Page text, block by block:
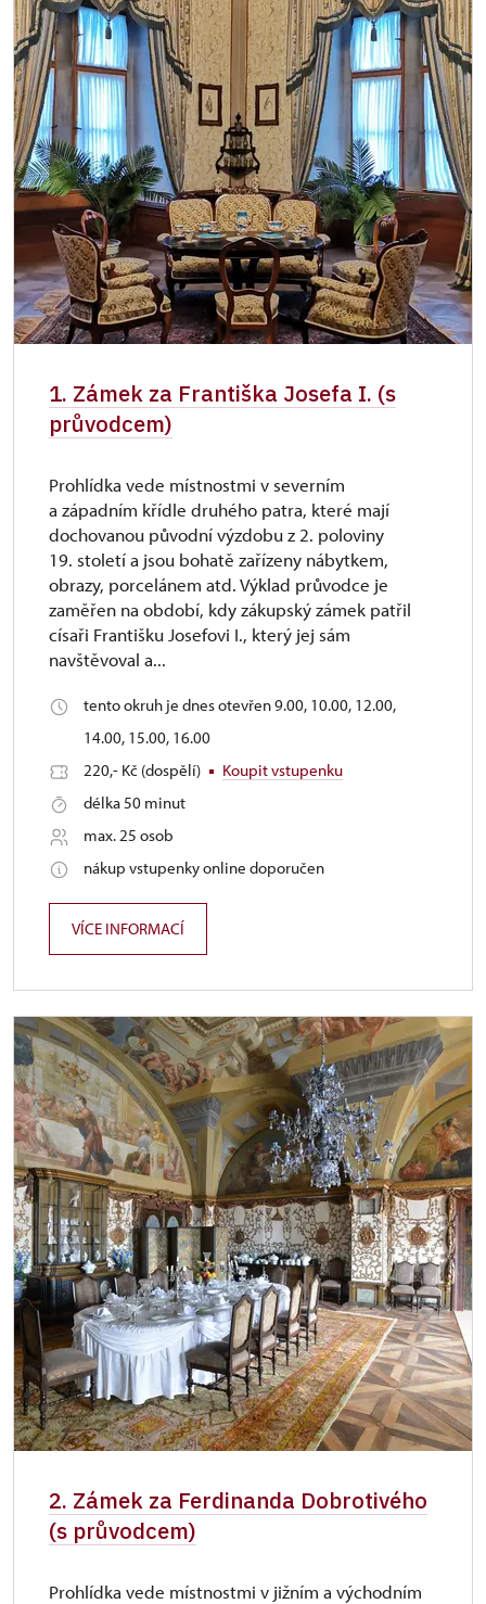
1. Zámek za Františka Josefa I. (s
průvodcem)
Prohlídka vede místnostmi v severním
a západním křídle druhého patra, které mají
dochovanou původní výzdobu z 2. poloviny
19. století a jsou bohatě zařízeny nábytkem,
obrazy, porcelánem atd. Výklad průvodce je
zaměřen na období, kdy zákupský zámek patřil
císaři Františku Josefovi I., který jej sám
navštěvoval a...
tento okruh je dnes otevřen 9.00, 10.00, 12.00,
14.00, 15.00, 16.00
220,- Kč (dospělí)
Koupit vstupenku
délka 50 minut
max. 25 osob
nákup vstupenky online doporučen
VÍCE INFORMACÍ
2. Zámek za Ferdinanda Dobrotivého
(s průvodcem)
Prohlídka vede místnostmi v jižním a východním